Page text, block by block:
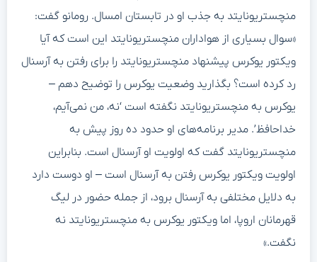
منچستریونایتد به جذب او در تابستان امسال. رومانو گفت:
«سوال بسیاری از هواداران منچستریونایتد این است که آیا
ویکتور یوکرس پیشنهاد منچستریونایتد را برای رفتن به آرسنال
رد کرده است؟ بگذارید وضعیت یوکرس را توضیح دهم –
یوکرس به منچستریونایتد نگفته است ‘نه، من نمی‌آیم،
خداحافظ’. مدیر برنامه‌های او حدود ده روز پیش به
منچستریونایتد گفت که اولویت او آرسنال است. بنابراین
اولویت ویکتور یوکرس رفتن به آرسنال است – او دوست دارد
به دلایل مختلفی به آرسنال برود، از جمله حضور در لیگ
قهرمانان اروپا، اما ویکتور یوکرس به منچستریونایتد نه
نگفت.»